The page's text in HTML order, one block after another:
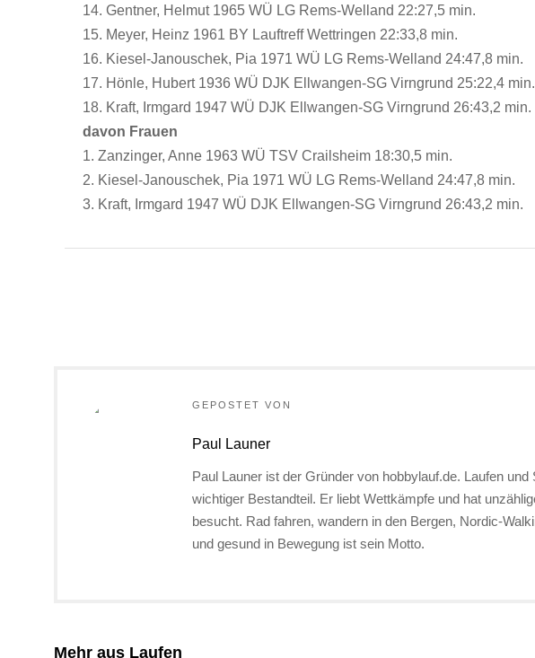
14. Gentner, Helmut 1965 WÜ LG Rems-Welland 22:27,5 min.
15. Meyer, Heinz 1961 BY Lauftreff Wettringen 22:33,8 min.
16. Kiesel-Janouschek, Pia 1971 WÜ LG Rems-Welland 24:47,8 min.
17. Hönle, Hubert 1936 WÜ DJK Ellwangen-SG Virngrund 25:22,4 min.
18. Kraft, Irmgard 1947 WÜ DJK Ellwangen-SG Virngrund 26:43,2 min.
davon Frauen
1. Zanzinger, Anne 1963 WÜ TSV Crailsheim 18:30,5 min.
2. Kiesel-Janouschek, Pia 1971 WÜ LG Rems-Welland 24:47,8 min.
3. Kraft, Irmgard 1947 WÜ DJK Ellwangen-SG Virngrund 26:43,2 min.
GEPOSTET VON
Paul Launer
Paul Launer ist der Gründer von hobbylauf.de. Laufen
wichtiger Bestandteil. Er liebt Wettkämpfe und hat
besucht. Rad fahren, wandern in den Bergen, Nordic-
und gesund in Bewegung ist sein Motto.
Mehr aus Laufen